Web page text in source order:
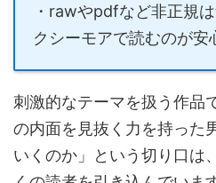
・rawやpdfなど非正規
クシーモアで読むのが安
刺激的なテーマを扱う作品
の内面を見抜く力を持った
いくのか」という切り口は